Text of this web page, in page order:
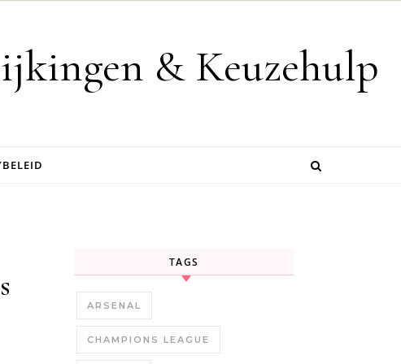
& Keuzehulp
TAGS
ARSENAL
CHAMPIONS LEAGUE